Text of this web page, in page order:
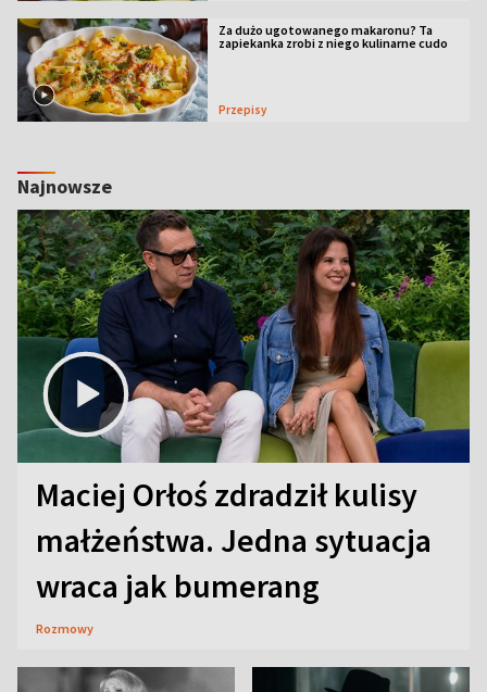
Za dużo ugotowanego makaronu? Ta
zapiekanka zrobi z niego kulinarne cudo
Przepisy
Najnowsze
Maciej Orłoś zdradził kulisy
małżeństwa. Jedna sytuacja
wraca jak bumerang
Rozmowy